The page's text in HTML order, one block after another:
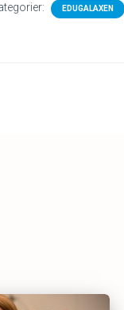
EDUGALAXEN